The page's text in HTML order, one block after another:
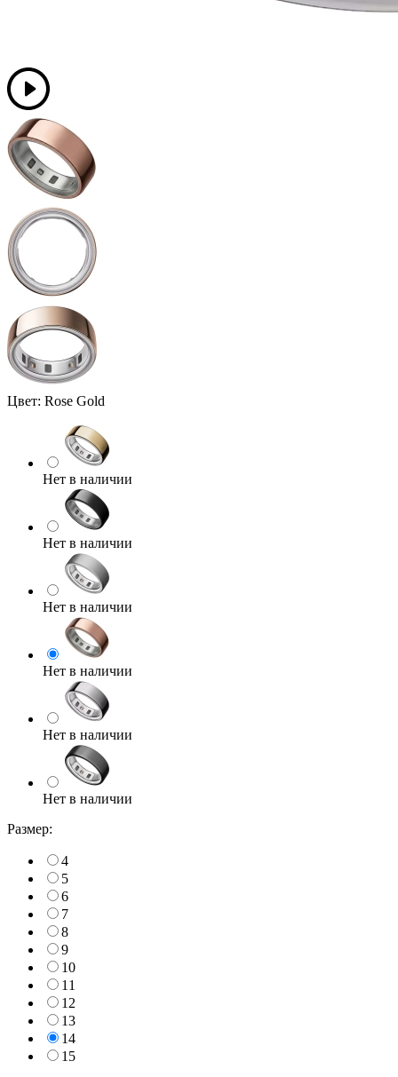
Цвет: Rose Gold
Нет в наличии
Нет в наличии
Нет в наличии
Нет в наличии
Нет в наличии
Нет в наличии
Размер:
4
5
6
7
8
9
10
11
12
13
14
15